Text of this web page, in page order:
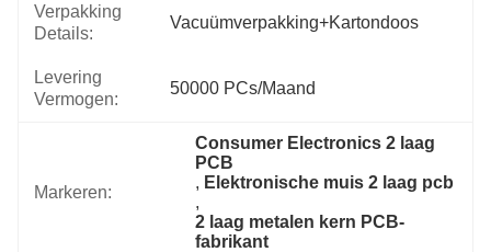
Verpakking
Details:
Vacuümverpakking+kartondoos
Levering
Vermogen:
50000 PCs/maand
Markeren:
Consumer Electronics 2 laag
PCB
, Elektronische muis 2 laag pcb
,
2 laag metalen kern PCB-
fabrikant